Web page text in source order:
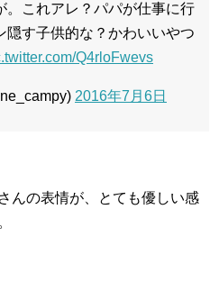
。これアレ？パパが仕事に行
隠す子供的な？かわいいやつ
Q4rloFwevs
2016年7月6日
んの表情が、とても優しい感